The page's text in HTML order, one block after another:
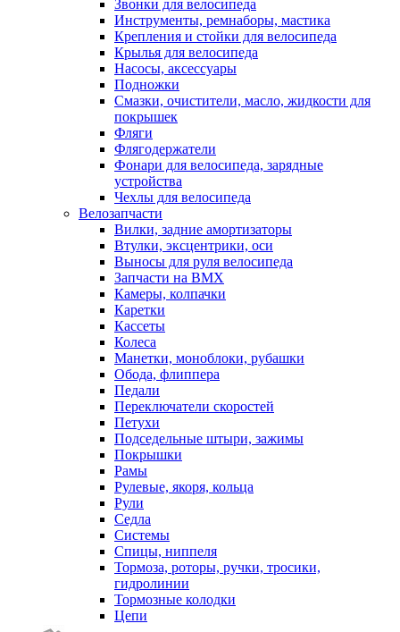
Звонки для велосипеда
Инструменты, ремнаборы, мастика
Крепления и стойки для велосипеда
Крылья для велосипеда
Насосы, аксессуары
Подножки
Смазки, очистители, масло, жидкости для
покрышек
Фляги
Флягодержатели
Фонари для велосипеда, зарядные
устройства
Чехлы для велосипеда
Велозапчасти
Вилки, задние амортизаторы
Втулки, эксцентрики, оси
Выносы для руля велосипеда
Запчасти на BMX
Камеры, колпачки
Каретки
Кассеты
Колеса
Манетки, моноблоки, рубашки
Обода, флиппера
Педали
Переключатели скоростей
Петухи
Подседельные штыри, зажимы
Покрышки
Рамы
Рулевые, якоря, кольца
Рули
Седла
Системы
Спицы, ниппеля
Тормоза, роторы, ручки, тросики,
гидролинии
Тормозные колодки
Цепи